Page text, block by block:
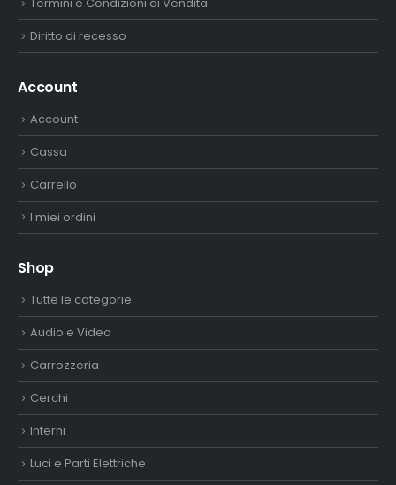
Diritto di recesso
Account
Account
Cassa
Carrello
I miei ordini
Shop
Tutte le categorie
Audio e Video
Carrozzeria
Cerchi
Interni
Luci e Parti Elettriche